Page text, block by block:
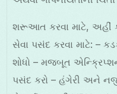
શરૂઆત કરવા માટે, અહીં
સેવા પસંદ કરવા માટે: –
શોધો – મજબૂત
પસંદ કરો – હંગેરી અને